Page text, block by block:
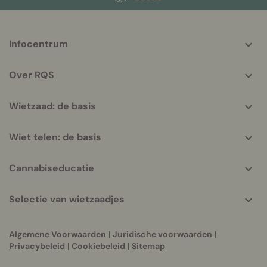
helpful
Infocentrum
Over RQS
Wietzaad: de basis
Wiet telen: de basis
Cannabiseducatie
Selectie van wietzaadjes
Algemene Voorwaarden | Juridische voorwaarden |
Privacybeleid | Cookiebeleid | Sitemap